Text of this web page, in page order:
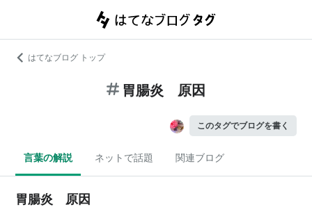
はてなブログ トップ
胃腸炎 原因
このタグでブログを書く
言葉の解説 ネットで話題 関連ブログ
胃腸炎 原因